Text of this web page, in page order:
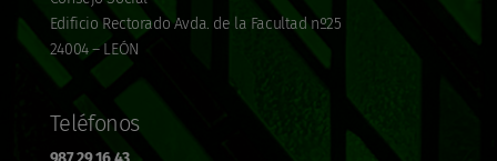
Edificio Rectorado Avda. de la Facultad nº25
24004 – LEÓN
Teléfonos